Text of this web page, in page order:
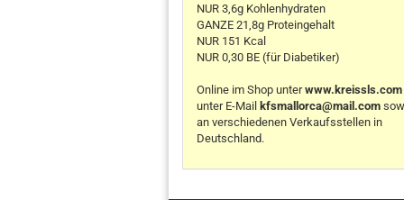
NUR 3,6g Kohlenhydraten
GANZE 21,8g Proteingehalt
NUR 151 Kcal
NUR 0,30 BE (für Diabetiker)
Online im Shop unterwww.kreissls.com
unter E-Mail kfsmallorca@mail.com
an verschiedenen Verkaufsstellen in
Deutschland.